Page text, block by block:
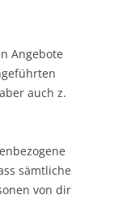
Angebote
auch z.
sämtliche
von dir